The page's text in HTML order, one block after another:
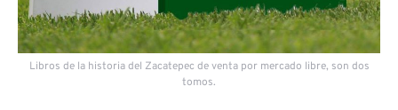
Libros de la historia del Zacatepec de venta por mercado libre, son dos
tomos.